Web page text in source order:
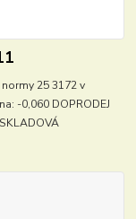
25 3172 v
-0,060 DOPRODEJ